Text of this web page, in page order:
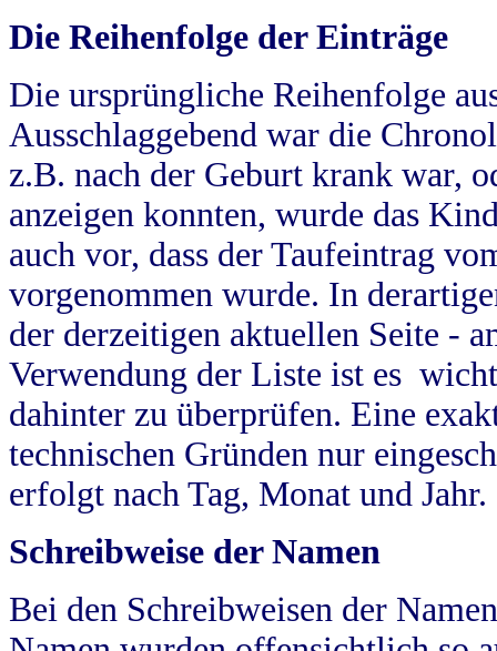
Die Reihenfolge der Einträge
Die ursprüngliche Reihenfolge
Ausschlaggebend war die
z.B. nach der Geburt krank war,
anzeigen konnten, wurde das
auch vor, dass der Taufeintrag
vorgenommen wurde. In
der derzeitigen aktuellen Seite -
Verwendung der Liste ist es
dahinter zu überprüfen. Eine
technischen Gründen nur
erfolgt nach Tag, Monat und Jahr.
Schreibweise der Namen
Bei den Schreibweisen der